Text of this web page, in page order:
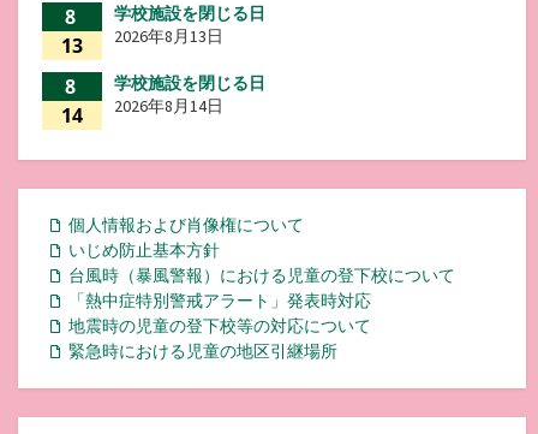
8
13
学校施設を閉じる日
2026年8月13日
8
14
学校施設を閉じる日
2026年8月14日
個人情報および肖像権について
いじめ防止基本方針
台風時（暴風警報）における児童の登下校について
「熱中症特別警戒アラート」発表時対応
地震時の児童の登下校等の対応について
緊急時における児童の地区引継場所